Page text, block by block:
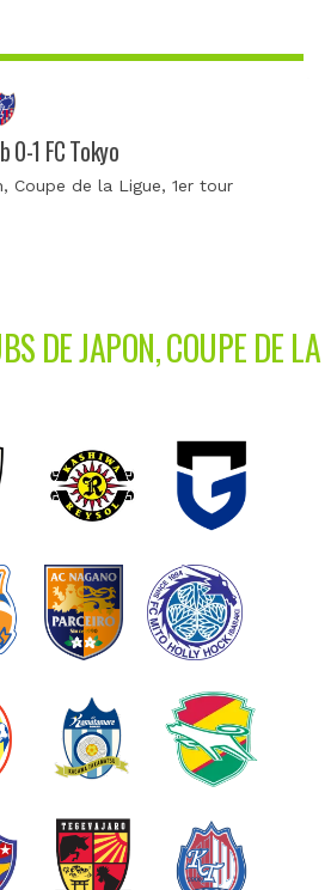
0-1 FC Tokyo
Coupe de la Ligue, 1er tour
DE JAPON, COUPE DE LA